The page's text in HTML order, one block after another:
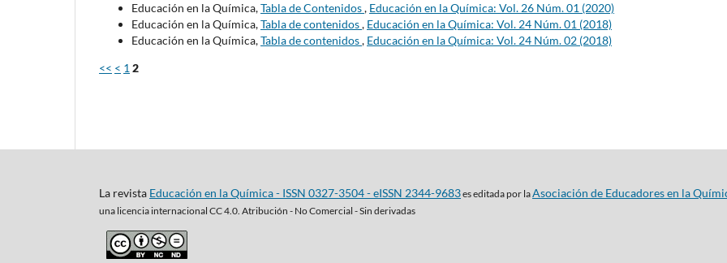
Educación en la Química,Tabla de Contenidos, Educación en la Química: Vol. 26 Núm. 01 (2020)
Educación en la Química,Tabla de contenidos, Educación en la Química: Vol. 24 Núm. 01 (2018)
Educación en la Química,Tabla de contenidos, Educación en la Química: Vol. 24 Núm. 02 (2018)
<< < 1 2
La revista Educación en la Química - ISSN 0327-3504 - eISSN 2344-9683es editada por laAsociación de Educadores en la
una licencia internacional CC 4.0. Atribución - No Comercial - Sin derivadas